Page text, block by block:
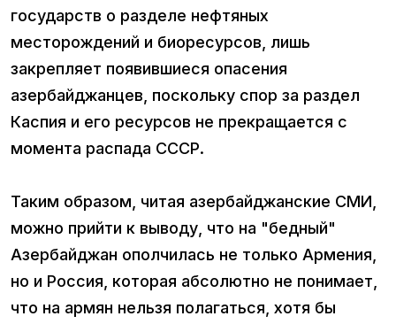
государств о разделе нефтяных
месторождений и биоресурсов, лишь
закрепляет появившиеся опасения
азербайджанцев, поскольку спор за раздел
Каспия и его ресурсов не прекращается с
момента распада СССР.
Таким образом, читая азербайджанские СМИ,
можно прийти к выводу, что на "бедный"
Азербайджан ополчилась не только Армения,
но и Россия, которая абсолютно не понимает,
что на армян нельзя полагаться, хотя бы